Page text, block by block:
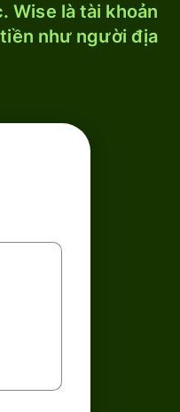
Wise là tài khoản
như người địa